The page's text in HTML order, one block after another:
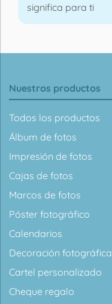
significa para ti
Nuestros productos
Todos los productos
Álbum de fotos
Impresión de fotos
Cajas de fotos
Marcos de fotos
Póster fotográfico
Calendarios
Decoración fotográfica
Cartel personalizado
Cheque regalo